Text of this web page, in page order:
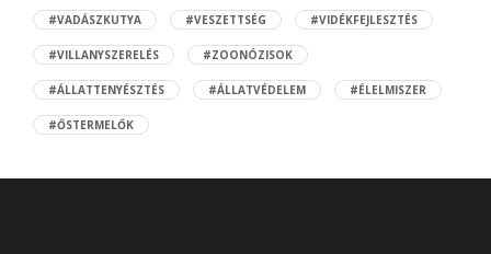
#VADÁSZKUTYA #VESZETTSÉG #VIDÉKFEJLESZTÉS
#VILLANYSZERELÉS #ZOONÓZISOK
#ÁLLATTENYÉSZTÉS #ÁLLATVÉDELEM #ÉLELMISZER
#ŐSTERMELŐK